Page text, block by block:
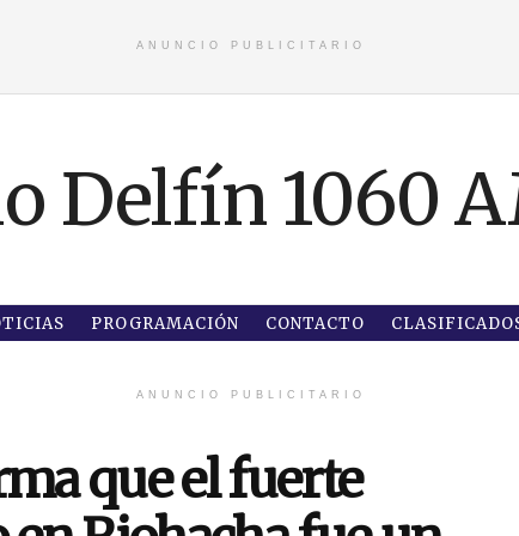
ANUNCIO PUBLICITARIO
PROGRAMACIÓN CONTACTO
ANUNCIO PUBLICITARIO
que el fuerte